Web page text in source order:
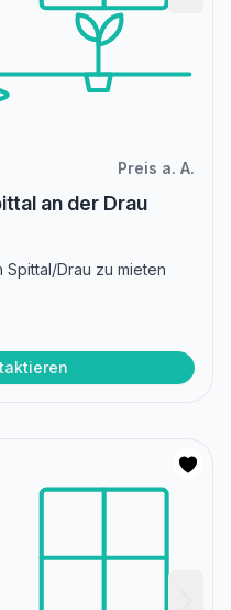
Preis a. A.
an der Drau
Drau zu mieten